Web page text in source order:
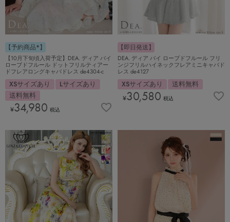
【予約商品*】
【10月下旬頃入荷予定】DEA. ディア バイ
ローブドフルール ドットフリルティアー
ドフレアロングキャバドレス de4304-c
XSサイズあり
Lサイズあり
送料無料
¥34,980 税込
【即日発送】
DEA. ディア バイ ローブドフルール フリ
ンジフリルハイネックフレアミニキャバド
レス de4127
XSサイズあり 送料無料
¥30,580 税込